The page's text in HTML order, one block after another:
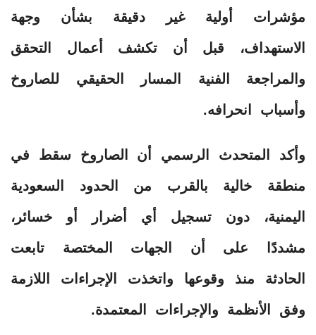
مؤشرات أولية غير دقيقة بشأن وجهة
الاستهداف، قبل أن تكشف أعمال التحقق
والمراجعة الفنية المسار الحقيقي للصاروخ
وأسباب انحرافه.
وأكد المتحدث الرسمي أن الصاروخ سقط في
منطقة خالية بالقرب من الحدود السعودية
اليمنية، دون تسجيل أي أضرار أو خسائر،
مشددًا على أن الجهات المختصة تابعت
الحادثة منذ وقوعها واتخذت الإجراءات اللازمة
وفق الأنظمة والإجراءات المعتمدة.